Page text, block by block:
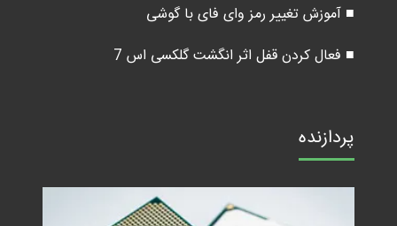
■ آموزش تغییر رمز وای فای با گوشی
■ فعال کردن قفل اثر انگشت گلکسی اس 7
پردازنده